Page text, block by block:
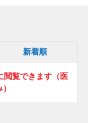
新着順
閲覧できます（医